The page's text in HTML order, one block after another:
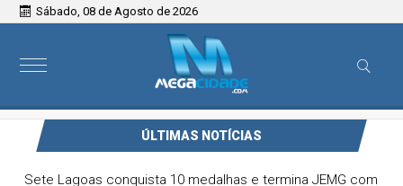
Sábado, 08 de Agosto de 2026
ÚLTIMAS NOTÍCIAS
Victor & Bruno são destaque no ForróCap em Capim